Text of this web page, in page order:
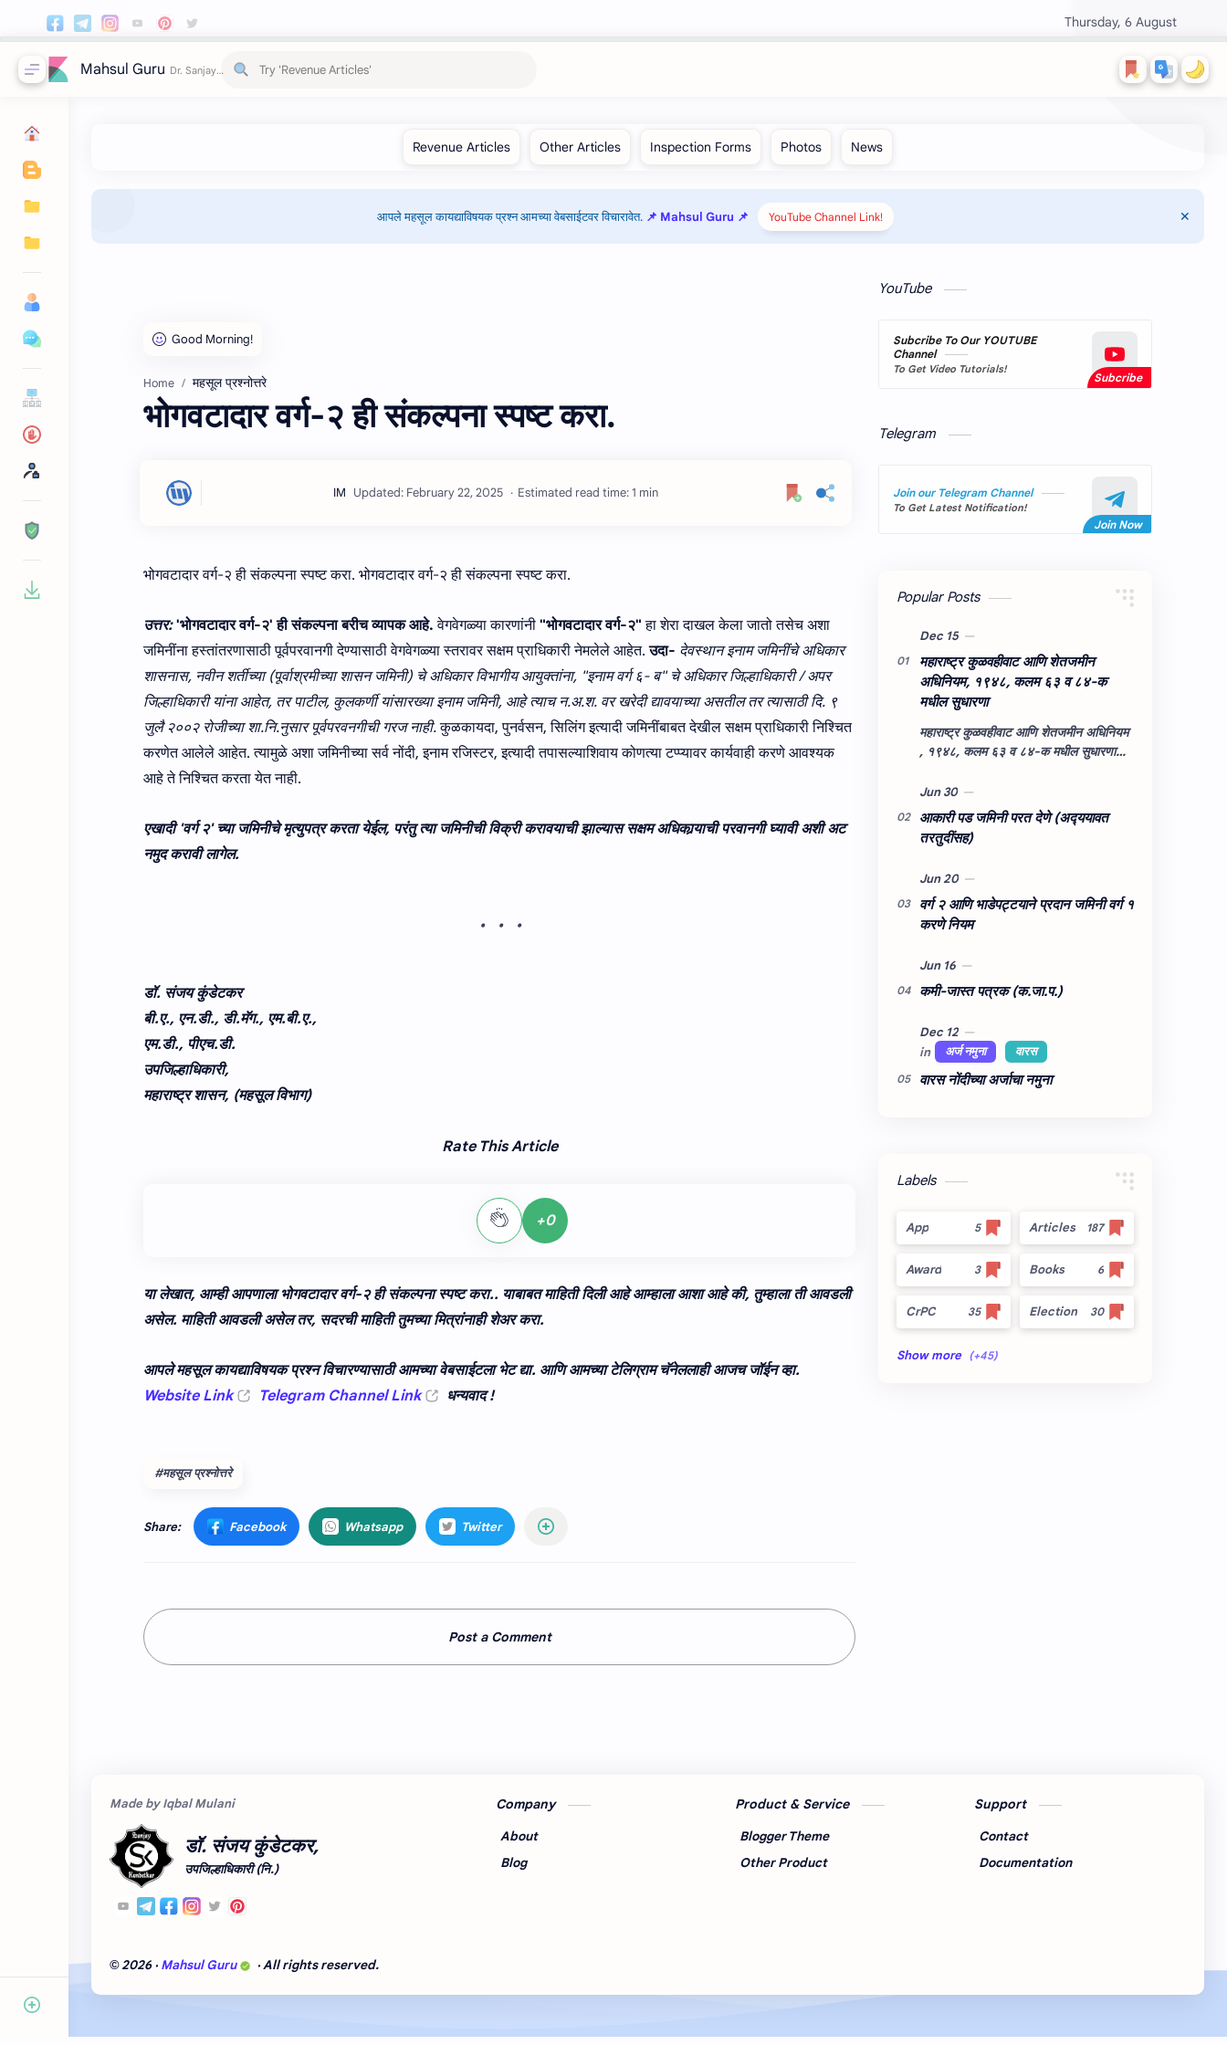
Thursday, 6 August
Mahsul Guru
आपले महसूल कायद्याविषयक प्रश्न आमच्या वेबसाईटवर विचारावेत. 📌 Mahsul Guru 📌 YouTube Channel Link!
Home महसूल प्रश्‍नोत्तरे
भोगवटादार वर्ग-२ ही संकल्पना स्‍पष्‍ट करा.
Estimated read time: 1 min
भोगवटादार वर्ग-२ ही संकल्पना स्‍पष्‍ट करा. भोगवटादार वर्ग-२ ही संकल्पना स्‍पष्‍ट करा.
उत्तर:'भोगवटादार वर्ग-२' ही संकल्पना बरीच व्यापक आहे. वेगवेगळ्या कारणांनी "भोगवटादार वर्ग-२" हा शेरा दाखल केला जातो तसेच अशा
जमिनींना हस्तांतरणासाठी पूर्वपरवानगी देण्यासाठी वेगवेगळ्या स्तरावर सक्षम प्राधिकारी नेमलेले आहेत.उदा- देवस्थान इनाम जमिनींचे अधिकार
शासनास, नवीन शर्तीच्या (पूर्वाश्रमीच्या शासन जमिनी) चे अधिकार विभागीय आयुक्तांना, "इनाम वर्ग ६- ब" चे अधिकार जिल्हाधिकारी / अपर
जिल्हाधिकारी यांना आहेत, तर पाटील, कुलकर्णी यांसारख्या इनाम जमिनी, आहे त्याच न.अ.श. वर खरेदी द्यावयाच्या असतील तर त्यासाठी दि. ९
जुलै २००२ रोजीच्या शा.नि.नुसार पूर्वपरवनगीची गरज नाही.कुळकायदा, पुनर्वसन, सिलिंग इत्यादी जमिनींबाबत देखील सक्षम प्राधिकारी निश्चित
करणेत आलेले आहेत. त्यामुळे अशा जमिनीच्या सर्व नोंदी, इनाम रजिस्टर, इत्यादी तपासल्याशिवाय कोणत्या टप्प्यावर कार्यवाही करणे आवश्यक
आहे ते निश्चित करता येत नाही.
एखादी 'वर्ग २' च्‍या जमिनीचे मृत्युपत्र करता येईल, परंतु त्‍या जमिनीची विक्री करावयाची झाल्‍यास सक्षम अधिकार्‍याची परवानगी घ्‍यावी अशी अट
नमुद करावी लागेल.
डॉ. संजय कुंडेटकर
बी.ए., एन.डी., डी.मॅग., एम.बी.ए.,
एम.डी., पीएच.डी.
उपजिल्हाधिकारी,
महाराष्ट्र शासन, (महसूल विभाग)
Rate This Article
+0
या लेखात, आम्ही आपणालाभोगवटादार वर्ग-२ ही संकल्पना स्‍पष्‍ट करा.. याबाबत माहिती दिली आहे आम्हाला आशा आहे की, तुम्हाला ती आवडली
असेल. माहिती आवडली असेल तर, सदरची माहिती तुमच्या मित्रांनाही शेअर करा.
आपले महसूल कायद्याविषयक प्रश्न विचारण्यासाठी आमच्या वेबसाईटला भेट द्या. आणि आमच्या टेलिग्राम चॅनेललाही आजच जॉईन व्हा.
Website Link
Telegram Channel Link धन्यवाद !
#महसूल प्रश्‍नोत्तरे
Post a Comment
YouTube
Subcribe To Our YOUTUBE
Channel
To Get Video Tutorials!
Telegram
Join our Telegram Channel
To Get Latest Notification!
Popular Posts
महाराष्‍ट्र कुळवहीवाट आणि शेतजमीन
अधिनियम, १९४८, कलम ६३ व ८४-क
मधील सुधारणा
महाराष्‍ट्र कुळवहीवाट आणि शेतजमीन अधिनियम
, १९४८, कलम ६३ व ८४-क मधील सुधारणा
, १९४८, कलम ६३ ( हैद…
आकारी पड जमिनी परत देणे (अद्‍ययावत
तरतुदींसह)
वर्ग २ आणि भाडेपट्टयाने प्रदान जमिनी वर्ग १
करणे नियम
कमी-जास्त पत्रक (क.जा.प.)
वारस नोंदीच्‍या अर्जाचा नमुना
Labels
App Articles
Award Books
CrPC Election
Forest
डॉ. संजय कुंडेटकर,
उपजिल्हाधिकारी (नि.)
Company
About
Blog
Product & Service
Blogger Theme
Other Product
Support
Contact
Documentation
© 2026‧ Mahsul Guru ‧ All rights reserved.